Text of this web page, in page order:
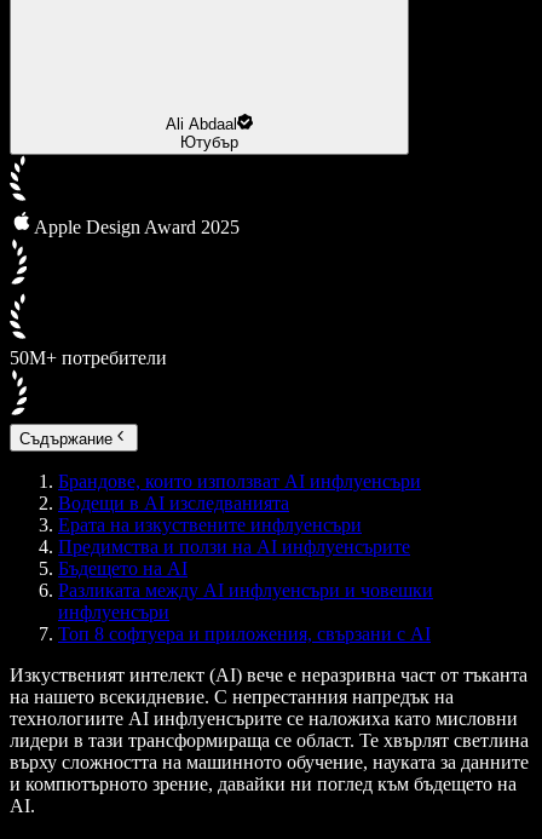
Ali Abdaal
Ютубър
Apple Design Award 2025
50M+ потребители
Съдържание
Брандове, които използват AI инфлуенсъри
Водещи в AI изследванията
Ерата на изкуствените инфлуенсъри
Предимства и ползи на AI инфлуенсърите
Бъдещето на AI
Разликата между AI инфлуенсъри и човешки
инфлуенсъри
Топ 8 софтуера и приложения, свързани с AI
Изкуственият интелект (AI) вече е неразривна част от тъканта
на нашето всекидневие. С непрестанния напредък на
технологиите AI инфлуенсърите се наложиха като мисловни
лидери в тази трансформираща се област. Те хвърлят светлина
върху сложността на машинното обучение, науката за данните
и компютърното зрение, давайки ни поглед към бъдещето на
AI.